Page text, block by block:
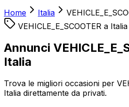
Home Italia
VEHICLE_E_SCOOTER a Italia
Annunci
Italia
Trova le migliori occasioni per
Italia direttamente da privati.